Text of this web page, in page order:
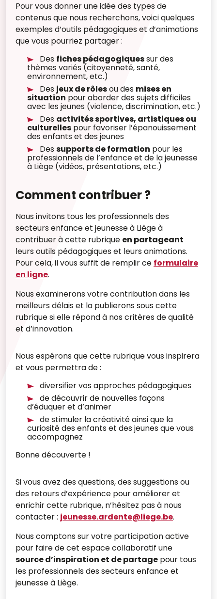
Pour vous donner une idée des types de
contenus que nous recherchons, voici quelques
exemples d’outils pédagogiques et d’animations
que vous pourriez partager :
Des fiches pédagogiquessur des
thèmes variés (citoyenneté, santé,
environnement, etc.)
Des jeux de rôlesou des mises en
situation pour aborder des sujets difficiles
avec les jeunes (violence, discrimination, etc.)
Des activités sportives, artistiques ou
culturelles pour favoriser l’épanouissement
des enfants et des jeunes
Dessupports de formation pour les
professionnels de l’enfance et de la jeunesse
à Liège (vidéos, présentations, etc.)
Comment contribuer ?
Nous invitons tous les professionnels des
secteurs enfance et jeunesse à Liège à
contribuer à cette rubrique en partageant
leurs outils pédagogiques et leurs animations.
Pour cela, il vous suffit de remplir ce formulaire
en ligne.
Nous examinerons votre contribution dans les
meilleurs délais et la publierons sous cette
rubrique si elle répond à nos critères de qualité
et d’innovation.
Nous espérons que cette rubrique vous inspirera
et vous permettra de :
diversifier vos approches pédagogiques
de découvrir de nouvelles façons
d’éduquer et d’animer
de stimuler la créativité ainsi que la
curiosité des enfants et des jeunes que vous
accompagnez
Bonne découverte !
Si vous avez des questions, des suggestions ou
des retours d’expérience pour améliorer et
enrichir cette rubrique, n’hésitez pas à nous
contacter : jeunesse.ardente@liege.be.
Nous comptons sur votre participation active
pour faire de cet espace collaboratif une
source d’inspiration et de partage pour tous
les professionnels des secteurs enfance et
jeunesse à Liège.